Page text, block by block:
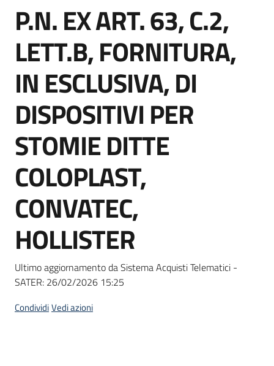
e
strumenti
acquisto
Supporto
Piattaforme
telematiche
site
Salta al contenuto
P.N. EX ART. 63, C.2,
LETT.B, FORNITURA,
IN ESCLUSIVA, DI
DISPOSITIVI PER
STOMIE DITTE
COLOPLAST,
CONVATEC,
HOLLISTER
Ultimo aggiornamento da Sistema Acquisti Telematici -
SATER: 26/02/2026 15:25
CondividiVedi azioni